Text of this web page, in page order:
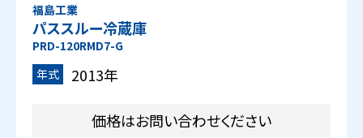
福島工業
パススルー冷蔵庫
PRD-120RMD7-G
年式
2013年
価格はお問い合わせください